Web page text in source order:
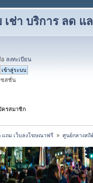
ช่า บริการ ลด
อ ลงทะเบียน
ซสชั่น
ครสมาชิก
แถม เว็บลงโฆษณาฟรี » ศูนย์กลางสถิ